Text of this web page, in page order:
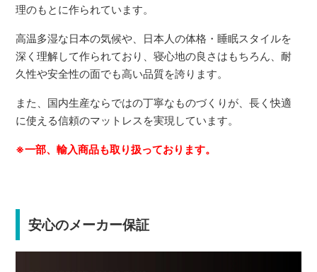
理のもとに作られています。
高温多湿な日本の気候や、日本人の体格・睡眠スタイルを
深く理解して作られており、寝心地の良さはもちろん、耐
久性や安全性の面でも高い品質を誇ります。
また、国内生産ならではの丁寧なものづくりが、長く快適
に使える信頼のマットレスを実現しています。
※一部、輸入商品も取り扱っております。
安心のメーカー保証